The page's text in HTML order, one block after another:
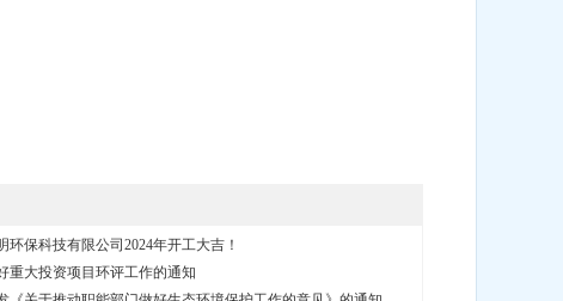
环保科技有限公司2024年开工大吉！
重大投资项目环评工作的通知